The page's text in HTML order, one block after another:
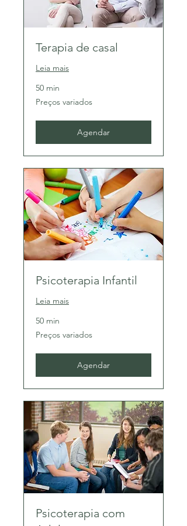
Terapia de casal
Leia mais
50 min
Preços
variados
Preços variados
Agendar
Psicoterapia Infantil
Leia mais
50 min
Preços
variados
Preços variados
Agendar
Psicoterapia com